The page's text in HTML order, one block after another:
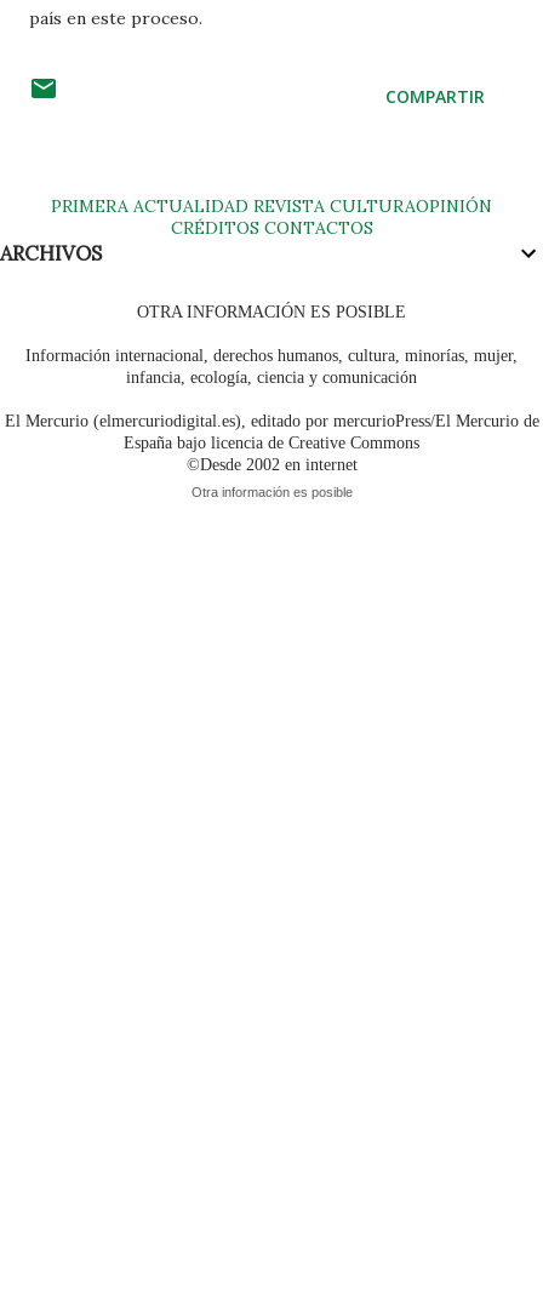
país en este proceso.
COMPARTIR
PRIMERA ACTUALIDAD REVISTA CULTURAOPINIÓN
CRÉDITOSCONTACTOS
ARCHIVOS
OTRA INFORMACIÓN ES POSIBLE
Información internacional, derechos humanos, cultura, minorías, mujer,
infancia, ecología, ciencia y comunicación
El Mercurio (elmercuriodigital.es), editado por mercurioPress/El Mercurio de
España bajo licencia de Creative Commons
©Desde 2002 en internet
Otra información es posible